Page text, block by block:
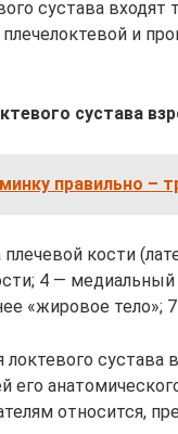
сустава
и
сустава
правильно –
плечевой кости
4 —
«жировое тело»;
сустава
его
относится,